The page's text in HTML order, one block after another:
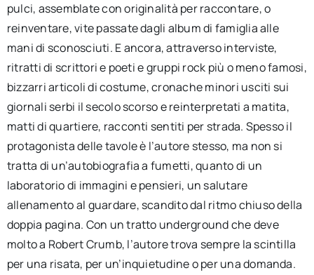
pulci, assemblate con originalità per raccontare, o
reinventare, vite passate dagli album di famiglia alle
mani di sconosciuti. E ancora, attraverso interviste,
ritratti di scrittori e poeti e gruppi rock più o meno famosi,
bizzarri articoli di costume, cronache minori usciti sui
giornali serbi il secolo scorso e reinterpretati a matita,
matti di quartiere, racconti sentiti per strada. Spesso il
protagonista delle tavole è l’autore stesso, ma non si
tratta di un’autobiografia a fumetti, quanto di un
laboratorio di immagini e pensieri, un salutare
allenamento al guardare, scandito dal ritmo chiuso della
doppia pagina. Con un tratto underground che deve
molto a Robert Crumb, l’autore trova sempre la scintilla
per una risata, per un’inquietudine o per una domanda.